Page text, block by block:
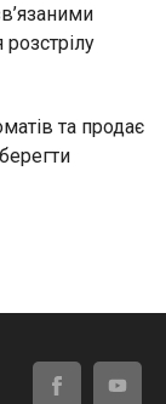
та продає